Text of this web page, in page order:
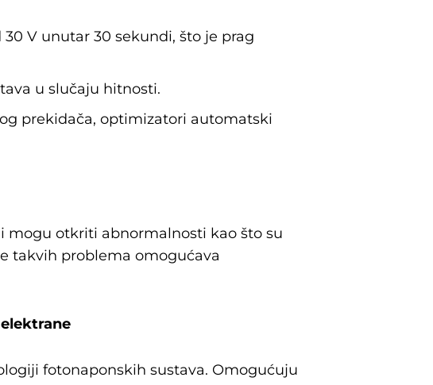
V unutar 30 sekundi, što je prag
u slučaju hitnosti.
prekidača, optimizatori automatski
mogu otkriti abnormalnosti kao što su
takvih problema omogućava
fotonaponskih sustava. Omogućuju